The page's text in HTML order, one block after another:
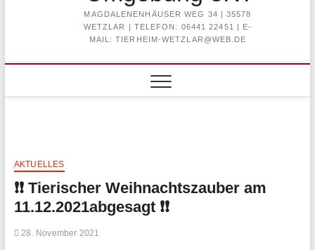
MAGDALENENHÄUSER WEG 34 | 35578
WETZLAR | TELEFON: 06441 22451 | E-
MAIL: TIERHEIM-WETZLAR@WEB.DE
AKTUELLES
❗❗ Tierischer Weihnachtszauber am
11.12.2021abgesagt ❗❗
28. November 2021